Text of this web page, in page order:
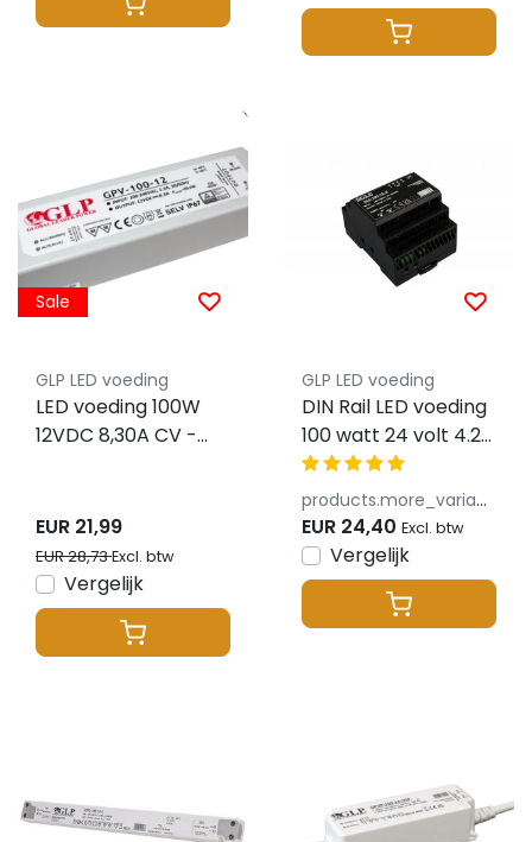
Sale
GLP LED voeding
LED voeding 100W
12VDC 8,30A CV -
EUR 21,99
EUR 28,73Excl. btw
Vergelijk
GLP LED voeding
DIN Rail LED voeding
100 watt 24 volt 4.2
Ampère - IP20 -
DL2-100-24U
products.more_variants_available
EUR 24,40 Excl. btw
Vergelijk